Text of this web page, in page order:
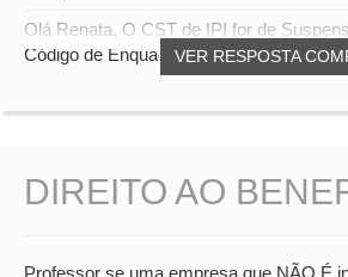
VER RESPOSTA
Olá Renata, O CST de IPI for de
Código de Enquadramento deve ser de...
DIREITO AO